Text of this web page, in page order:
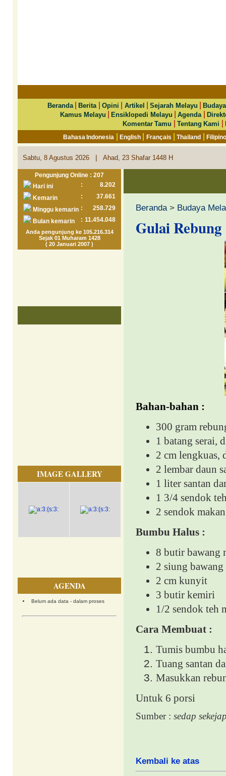
Beranda|Berita Opini Artikel |Sejarah Melayu |
Kamus Melayu
|Ensiklopedi Melayu |Agenda |
Komentar Tamu
|Tentang Kami |
Bahasa Indonesia |English Français |Thailand |
Sabtu, 8 Agustus 2026 | Ahad, 23 Shafar 1448 H
Pengunjung Online : 207
Hari ini
:
8.202
Kemarin
:
37.661
Minggu kemarin :
258.729
Bulan kemarin
: 11.454.048
Anda pengunjung ke 105.216.314
Sejak 01 Muharam 1428
( 20 Januari 2007 )
IMAGE GALLERY
AGENDA
Belum ada data - dalam proses
Beranda> Budaya
Gulai Rebung
Bahan-bahan :
300 gram
1 batang serai,
2 cm lengkuas,
2 lembar daun
1 liter santan
1 3/4 sendok
2 sendok
Bumbu Halus :
8 butir bawang
2 siung
2 cm kunyit
3 butir kemiri
1/2 sendok teh
Cara Membuat :
Tumis bumbu
Tuang santan
Masukkan
Untuk 6 porsi
Sumber : sedap
Kembali ke atas